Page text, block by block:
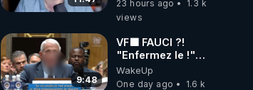
23 hours ago
1.3 k
views
9:48
VF🟩 FAUCI ?!
"Enfermez le !"
(Lock him up!) -
Quartz Traduction
WakeUp
One day ago
1.6 k